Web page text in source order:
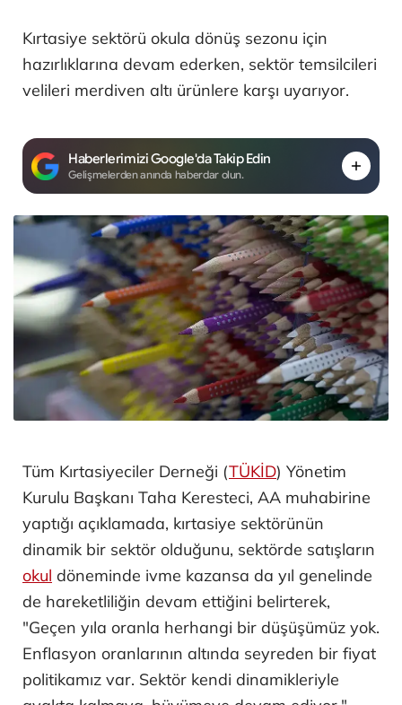
Kırtasiye sektörü okula dönüş sezonu için
hazırlıklarına devam ederken, sektör temsilcileri
velileri merdiven altı ürünlere karşı uyarıyor.
Haberlerimizi Google'da Takip Edin
Gelişmelerden anında haberdar olun.
Tüm Kırtasiyeciler Derneği (TÜKİD) Yönetim
Kurulu Başkanı Taha Keresteci, AA muhabirine
yaptığı açıklamada, kırtasiye sektörünün
dinamik bir sektör olduğunu, sektörde satışların
okul döneminde ivme kazansa da yıl genelinde
de hareketliliğin devam ettiğini belirterek,
"Geçen yıla oranla herhangi bir düşüşümüz yok.
Enflasyon oranlarının altında seyreden bir fiyat
politikamız var. Sektör kendi dinamikleriyle